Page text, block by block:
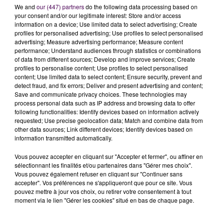
À LA UNE
31 juillet 2026
Gagnez vos entrées à Terra Botanica !
11 juillet 2026
Inscrivez-vous au casting The Voice & The Voice
Kids !
We and our (447) partnersdo the following data processing based on
your consent and/or our legitimate interest: Store and/or access
information on a device; Use limited data to select advertising; Create
profiles for personalised advertising; Use profiles to select personalised
advertising; Measure advertising performance; Measure content
performance; Understand audiences through statistics or combinations
of data from different sources; Develop and improve services; Create
profiles to personalise content; Use profiles to select personalised
content; Use limited data to select content; Ensure security, prevent and
detect fraud, and fix errors; Deliver and present advertising and content;
Save and communicate privacy choices. These technologies may
process personal data such as IP address and browsing data to offer
following functionalities: Identify devices based on information actively
requested; Use precise geolocation data; Match and combine data from
other data sources; Link different devices; Identify devices based on
information transmitted automatically.
Vous pouvez accepter en cliquant sur "Accepter et fermer", ou affiner en
sélectionnant les finalités et/ou partenaires dans "Gérer mes choix".
Vous pouvez également refuser en cliquant sur "Continuer sans
accepter". Vos préférences ne s'appliqueront que pour ce site. Vous
pouvez mettre à jour vos choix, ou retirer votre consentement à tout
moment via le lien "Gérer les cookies" situé en bas de chaque page.